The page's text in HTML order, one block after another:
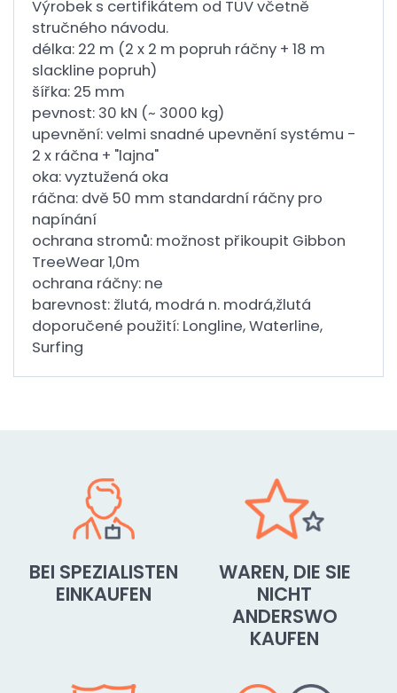
Výrobek s certifikátem od TÜV včetně
stručného návodu.
délka: 22 m (2 x 2 m popruh ráčny + 18 m
slackline popruh)
šířka: 25 mm
pevnost: 30 kN (~ 3000 kg)
upevnění: velmi snadné upevnění systému -
2 x ráčna + "lajna"
oka: vyztužená oka
ráčna: dvě 50 mm standardní ráčny pro
napínání
ochrana stromů: možnost přikoupit Gibbon
TreeWear 1,0m
ochrana ráčny: ne
barevnost: žlutá, modrá n. modrá,žlutá
doporučené použití: Longline, Waterline,
Surfing
BEI SPEZIALISTEN
EINKAUFEN
WAREN, DIE SIE
NICHT
ANDERSWO
KAUFEN